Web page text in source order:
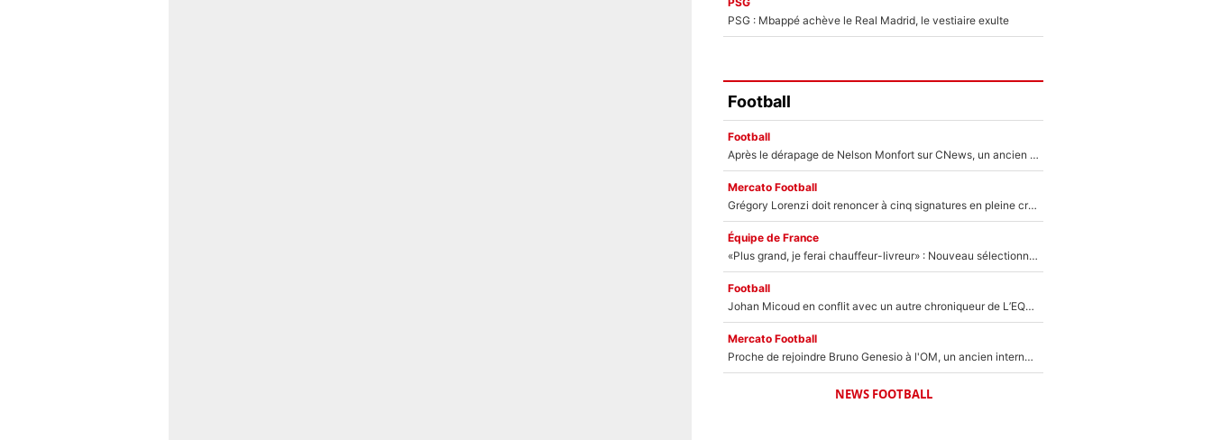
PSG : Mbappé achève le Real Madrid, le vestiaire exulte
Football
Football
Après le dérapage de Nelson Monfort sur CNews, un ancien journaliste de France Télévisions relance la polémique sur les incendies en Gironde
Mercato Football
Grégory Lorenzi doit renoncer à cinq signatures en pleine crise financière : L’IA propose sept noms à l’OM pour un mercato réussi... à seulement 5M€ !
Équipe de France
«Plus grand, je ferai chauffeur-livreur» : Nouveau sélectionneur des Bleus, Zinédine Zidane s’était imaginé un avenir très différent lorsqu'il était enfant
Football
Johan Micoud en conflit avec un autre chroniqueur de L’EQUIPE du Soir : «Pendant un moment, je ne les ai pas remis ensemble dans l'émission»
Mercato Football
Proche de rejoindre Bruno Genesio à l'OM, un ancien international français va finalement débarquer... sur RMC !
NEWS FOOTBALL